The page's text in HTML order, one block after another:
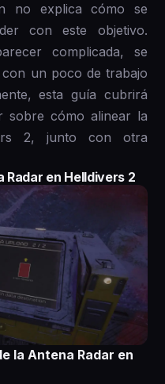
no explica cómo se
con este objetivo.
complicada, se
un poco de trabajo
esta guía cubrirá
sobre cómo alinear la
2, junto con otra
Radar en Helldivers 2
la Antena Radar en